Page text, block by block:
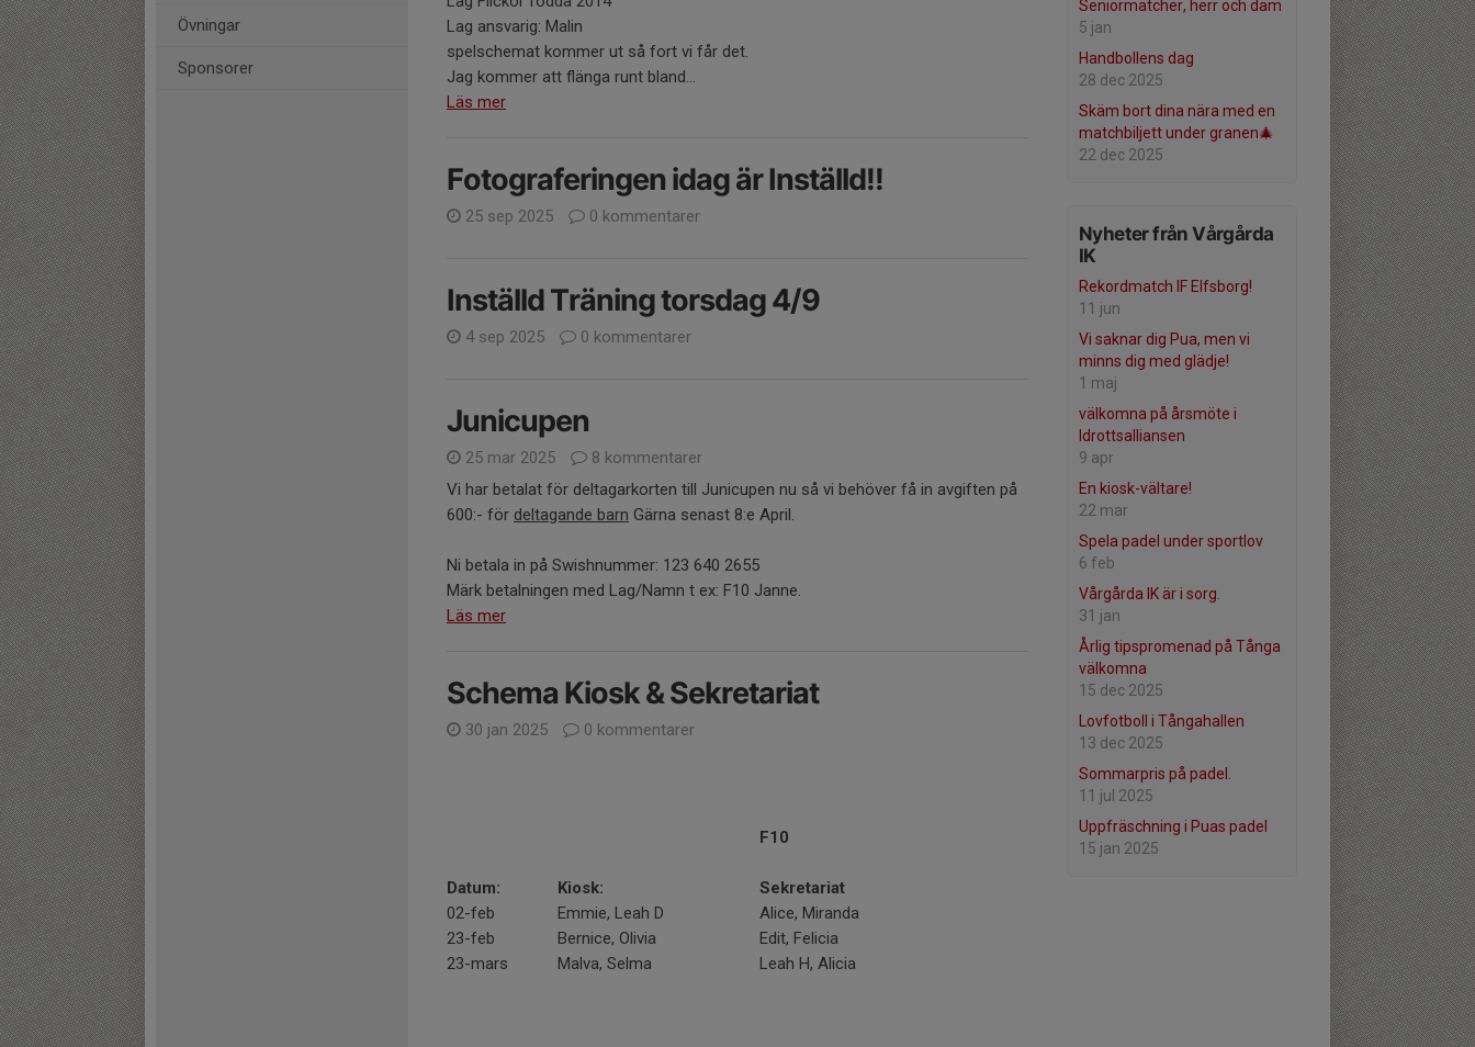
Övningar
Sponsorer
Seniormatcher, herr och dam
5 jan
Handbollens dag
28 dec 2025
Skäm bort dina nära med en
matchbiljett under granen🎄
22 dec 2025
Nyheter från Vårgårda
IK
Rekordmatch IF Elfsborg!
11 jun
Vi saknar dig Pua, men vi
minns dig med glädje!
1 maj
välkomna på årsmöte i
Idrottsalliansen
9 apr
En kiosk-vältare!
22 mar
Spela padel under sportlov
6 feb
Vårgårda IK är i sorg.
31 jan
Årlig tipspromenad på Tånga
välkomna
15 dec 2025
Lovfotboll i Tångahallen
13 dec 2025
Sommarpris på padel.
11 jul 2025
Uppfräschning i Puas padel
15 jan 2025
Lag ansvarig: Malin
spelschemat kommer ut så fort vi får det.
Jag kommer att flänga runt bland...
Läs mer
Fotograferingen idag är Inställd!!
25 sep 2025 0 kommentarer
Inställd Träning torsdag 4/9
4 sep 2025 0 kommentarer
Junicupen
25 mar 2025
8 kommentarer
Vi har betalat för deltagarkorten till Junicupen nu så vi behöver få in avgiften på
600:- för deltagande barn Gärna senast 8:e April.
Ni betala in på Swishnummer: 123 640 2655
Märk betalningen med Lag/Namn t ex: F10 Janne.
Läs mer
Schema Kiosk & Sekretariat
30 jan 2025 0 kommentarer
F10
Datum: Kiosk:
Sekretariat
02-feb
Emmie, Leah D
Alice, Miranda
23-feb
Bernice, Olivia
Edit, Felicia
23-mars
Malva, Selma Leah H, Alicia